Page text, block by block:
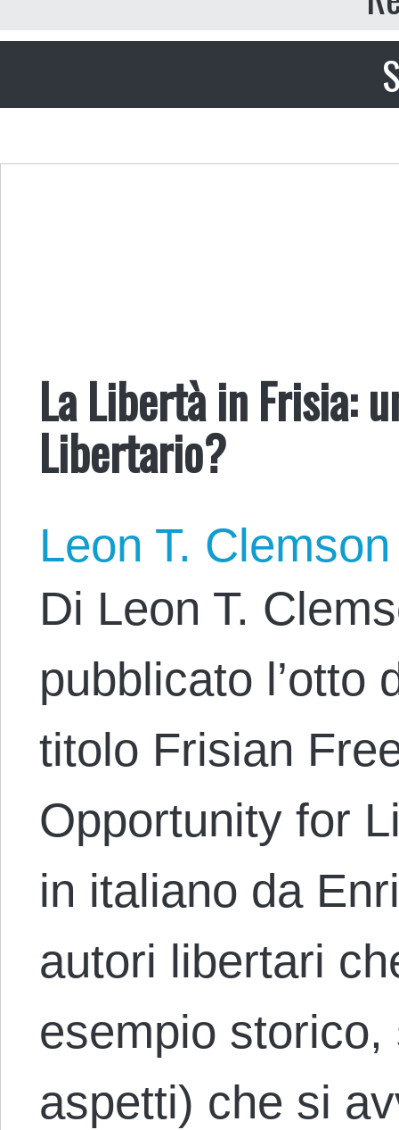
La Libertà in Frisia:
Libertario?
Leon T. Clemson
Di Leon T.
pubblicato l’otto
titolo Frisian
Opportunity for
in italiano da
autori libertari
esempio
aspetti) che si